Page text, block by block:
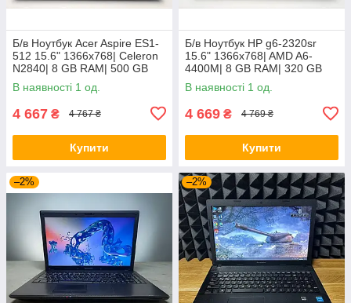
Б/в Ноутбук Acer Aspire ES1-
512 15.6" 1366x768| Celeron
N2840| 8 GB RAM| 500 GB
HDD| HD
В наявності 1 од.
4 667 ₴ 4 767 ₴
Купити
Б/в Ноутбук HP g6-2320sr
15.6" 1366x768| AMD A6-
4400M| 8 GB RAM| 320 GB
HDD| Radeon HD 7520G
В наявності 1 од.
4 669 ₴ 4 769 ₴
Купити
–2% –2%